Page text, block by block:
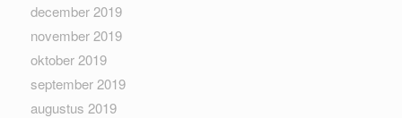
december 2019
november 2019
oktober 2019
september 2019
augustus 2019